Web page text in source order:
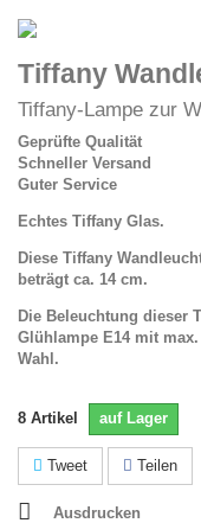
Tiffany
Tiffany-Lampe zur
Geprüfte Qualität
Schneller Versand
Guter Service
Echtes Tiffany Glas.
Diese Tiffany
beträgt ca. 14 cm.
Die Beleuchtung dieser
Glühlampe E14 mit
Wahl.
8 Artikel auf Lager
Tweet Teilen
Ausdrucken